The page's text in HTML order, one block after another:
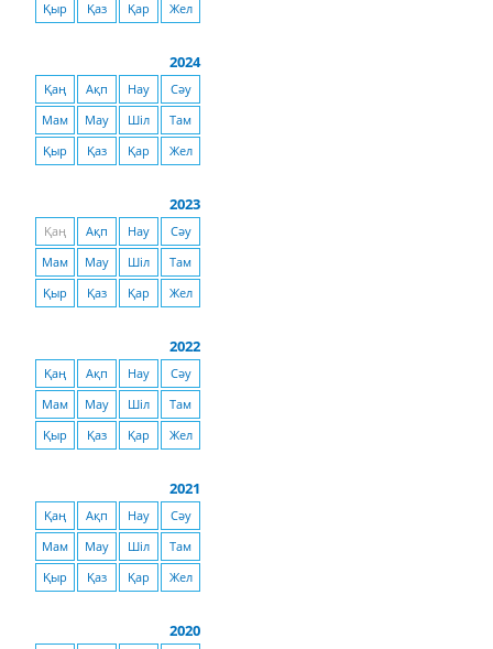
Қыр
Қаз Қар Жел
2024
Қаң Ақп Нау
Сәу
Мам
Мау Шіл
Там
Қыр
Қаз Қар Жел
2023
Қаң Ақп Нау
Сәу
Мам
Мау Шіл
Там
Қыр
Қаз Қар Жел
2022
Қаң Ақп Нау
Сәу
Мам
Мау Шіл
Там
Қыр
Қаз Қар Жел
2021
Қаң Ақп Нау
Сәу
Мам
Мау Шіл
Там
Қыр
Қаз Қар Жел
2020